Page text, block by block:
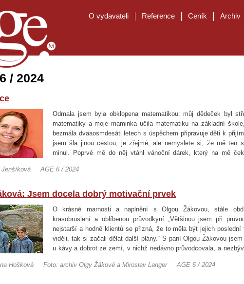
O vydavateli Reference Ceník Archiv
/ 2024
Odmala jsem byla obklopena matematikou: můj dědeček byl
matematiky a moje maminka učila matematiku na základní
bezmála dvaaosmdesáti letech s úspěchem připravuje děti k
jsem šla jinou cestou, je zřejmé, ale nemyslete si, že mě ten
minul. Poprvé mě do něj vtáhl vánoční dárek, který na mě
všemu…
Jenšíková AGE 6 / 2024
Jsem docela dobrý motivační prvek
O krásné marnosti a naplnění s Olgou Žákovou, stále
krasobruslení a oblíbenou průvodkyní „Většinou jsem při
nejstarší a hodně klientů se přizná, že to měla být jejich
viděli, tak si začali dělat další plány.“ S paní Olgou Žákovou
u kávy a dobrot ze zemí, v nichž nedávno průvodcovala, a
Hošková
Foto: archiv Olgy Žákové a Miroslav Langer AGE 6 / 2024